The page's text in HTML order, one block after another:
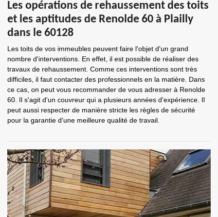
Les opérations de rehaussement des toits
et les aptitudes de Renolde 60 à Plailly
dans le 60128
Les toits de vos immeubles peuvent faire l'objet d'un grand
nombre d'interventions. En effet, il est possible de réaliser des
travaux de rehaussement. Comme ces interventions sont très
difficiles, il faut contacter des professionnels en la matière. Dans
ce cas, on peut vous recommander de vous adresser à Renolde
60. Il s'agit d'un couvreur qui a plusieurs années d'expérience. Il
peut aussi respecter de manière stricte les règles de sécurité
pour la garantie d'une meilleure qualité de travail.